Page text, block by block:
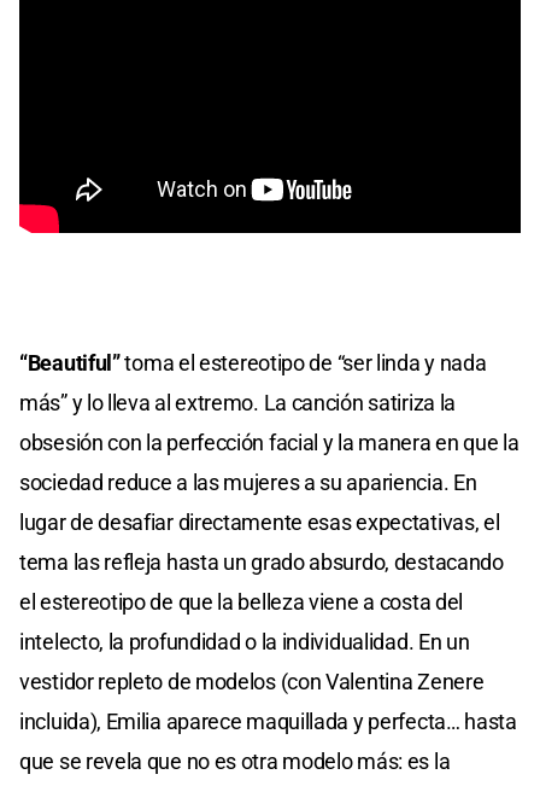
“Beautiful”toma el estereotipo de “ser linda y nada
más” y lo lleva al extremo. La canción satiriza la
obsesión con la perfección facial y la manera en que la
sociedad reduce a las mujeres a su apariencia. En
lugar de desafiar directamente esas expectativas, el
tema las refleja hasta un grado absurdo, destacando
el estereotipo de que la belleza viene a costa del
intelecto, la profundidad o la individualidad. En un
vestidor repleto de modelos (con Valentina Zenere
incluida), Emilia aparece maquillada y perfecta… hasta
que se revela que no es otra modelo más: es la